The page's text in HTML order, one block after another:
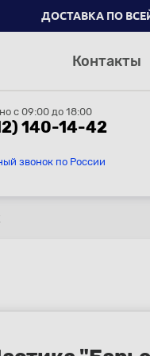
ДОСТАВКА ПО
Контакты
с 09:00 до 18:00
140-14-42
звонок по России